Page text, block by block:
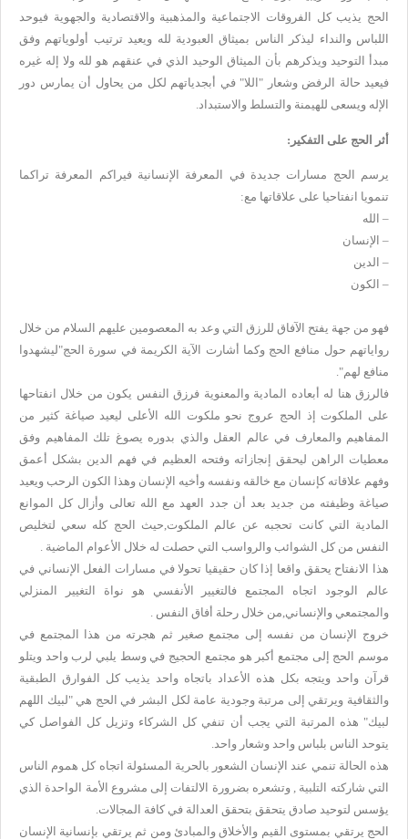
الحج يذيب كل الفروقات الاجتماعية والمذهبية والاقتصادية والجهوية فيوحد
اللباس والنداء ليذكر الناس بميثاق العبودية لله ويعيد ترتيب أولوياتهم وفق
مبدأ التوحيد ويذكرهم بأن الميثاق الوحيد الذي في عنقهم هو لله ولا إله غيره
فيعيد حالة الرفض وشعار "اللا" في أبجدياتهم لكل من يحاول أن يمارس دور
الإله ويسعى للهيمنة والتسلط والاستبداد.
أثر الحج على التفكير:
يرسم الحج مسارات جديدة في المعرفة الإنسانية فيراكم المعرفة تراكما
تنمويا انفتاحيا على علاقاتها مع:
– الله
– الإنسان
– الدين
– الكون
فهو من جهة يفتح الآفاق للرزق التي وعد به المعصومين عليهم السلام من خلال
رواياتهم حول منافع الحج وكما أشارت الآية الكريمة في سورة الحج"ليشهدوا
منافع لهم".
فالرزق هنا له أبعاده المادية والمعنوية فرزق النفس يكون من خلال انفتاحها
على الملكوت إذ الحج عروج نحو ملكوت الله الأعلى ليعيد صياغة كثير من
المفاهيم والمعارف في عالم العقل والذي بدوره يصوغ تلك المفاهيم وفق
معطيات الراهن ليحقق إنجازاته وفتحه العظيم في فهم الدين بشكل أعمق
وفهم علاقاته كإنسان مع خالقه ونفسه وأخيه الإنسان وهذا الكون الرحب ويعيد
صياغة وظيفته من جديد بعد أن جدد العهد مع الله تعالى وأزال كل الموانع
المادية التي كانت تحجبه عن عالم الملكوت,حيث الحج كله سعي لتخليص
النفس من كل الشوائب والرواسب التي حصلت له خلال الأعوام الماضية .
هذا الانفتاح يحقق واقعا إذا كان حقيقيا تحولا في مسارات الفعل الإنساني في
عالم الوجود اتجاه المجتمع فالتغيير الأنفسي هو نواة التغيير المنزلي
والمجتمعي والإنساني,من خلال رحلة أفاق النفس .
خروج الإنسان من نفسه إلى مجتمع صغير ثم هجرته من هذا المجتمع في
موسم الحج إلى مجتمع أكبر هو مجتمع الحجيج في وسط يلبي لرب واحد ويتلو
قرآن واحد ويتجه بكل هذه الأعداد باتجاه واحد يذيب كل الفوارق الطبقية
والثقافية ويرتقي إلى مرتبة وجودية عامة لكل البشر في الحج هي "لبيك اللهم
لبيك" هذه المرتبة التي يجب أن تنفي كل الشركاء وتزيل كل الفواصل كي
يتوحد الناس بلباس واحد وشعار واحد.
هذه الحالة تنمي عند الإنسان الشعور بالحرية المسئولة اتجاه كل هموم الناس
التي شاركته التلبية , وتشعره بضرورة الالتفات إلى مشروع الأمة الواحدة الذي
يؤسس لتوحيد صادق يتحقق بتحقق العدالة في كافة المجالات.
الحج يرتقي بمستوى القيم والأخلاق والمبادئ ومن ثم يرتقي بإنسانية الإنسان